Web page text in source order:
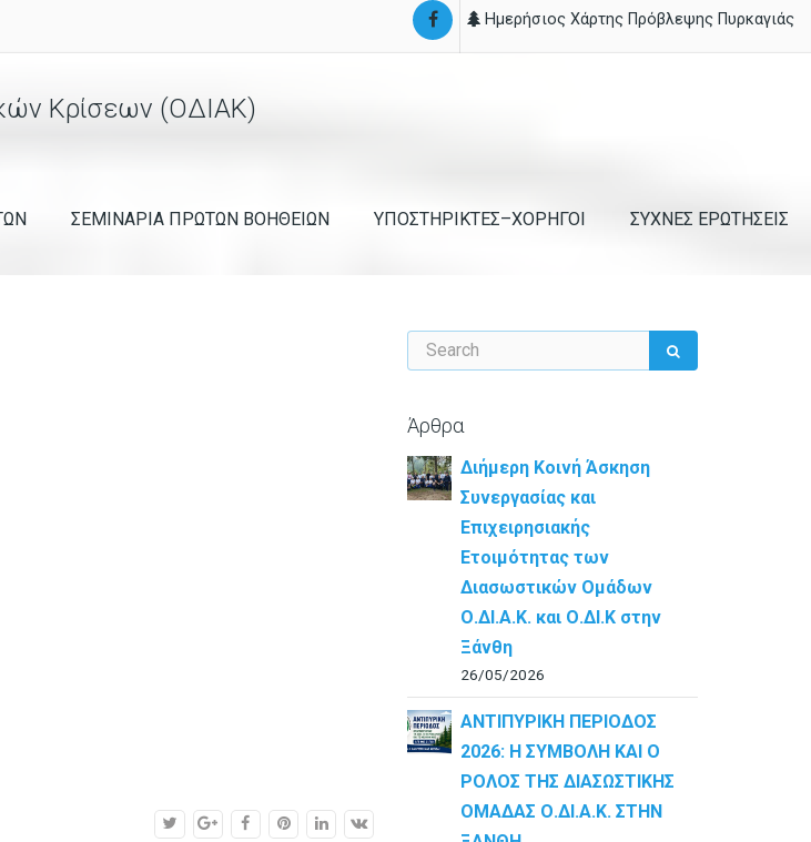
Ημερήσιος Χάρτης Πρόβλεψης Πυρκαγιάς
Κρίσεων (ΟΔΙΑΚ)
ΣΕΜΙΝΑΡΙΑ ΠΡΩΤΩΝ ΒΟΗΘΕΙΩΝ ΥΠΟΣΤΗΡΙΚΤΕΣ–ΧΟΡΗΓΟΙ ΣΥΧΝΕΣ ΕΡΩΤΗΣΕΙΣ
Άρθρα
Διήμερη Κοινή Άσκηση
Συνεργασίας και
Επιχειρησιακής
Ετοιμότητας των
Διασωστικών Ομάδων
Ο.ΔΙ.Α.Κ. και Ο.ΔΙ.Κ στην
Ξάνθη
26/05/2026
ΑΝΤΙΠΥΡΙΚΗ ΠΕΡΙΟΔΟΣ
2026: Η ΣΥΜΒΟΛΗ ΚΑΙ Ο
ΡΟΛΟΣ ΤΗΣ ΔΙΑΣΩΣΤΙΚΗΣ
ΟΜΑΔΑΣ Ο.ΔΙ.Α.Κ. ΣΤΗΝ